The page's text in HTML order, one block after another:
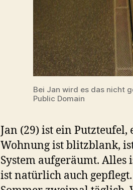
Bei Jan wird es das nicht
Public Domain
Jan (29) ist ein
Wohnung ist blitzblank,
System aufgeräumt. Alles
ist natürlich auch